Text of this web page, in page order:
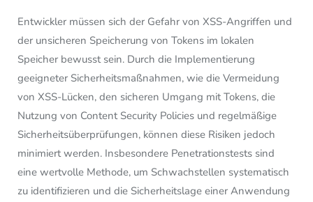
Entwickler müssen sich der Gefahr von XSS-Angriffen und
der unsicheren Speicherung von Tokens im lokalen
Speicher bewusst sein. Durch die Implementierung
geeigneter Sicherheitsmaßnahmen, wie die Vermeidung
von XSS-Lücken, den sicheren Umgang mit Tokens, die
Nutzung von Content Security Policies und regelmäßige
Sicherheitsüberprüfungen, können diese Risiken jedoch
minimiert werden. Insbesondere Penetrationstests sind
eine wertvolle Methode, um Schwachstellen systematisch
zu identifizieren und die Sicherheitslage einer Anwendung